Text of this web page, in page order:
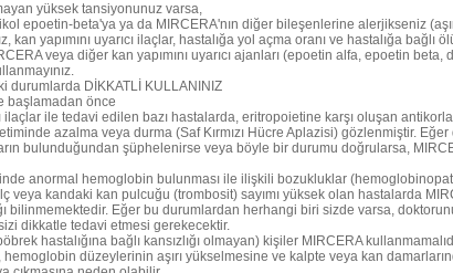
yüksek tansiyonunuz varsa,
epoetin-beta'ya ya da MIRCERA'nın diğer bileşenlerine alerjikseniz
kan yapımını uyarıcı ilaçlar, hastalığa yol açma oranı ve hastalığa bağlı
veya diğer kan yapımını uyarıcı ajanları (epoetin alfa, epoetin
durumlarda DİKKATLİ KULLANINIZ
başlamadan önce
ilaçlar ile tedavi edilen bazı hastalarda, eritropoietine karşı oluşan
azalma veya durma (Saf Kırmızı Hücre Aplazisi) gözlenmiştir.
bulunduğundan şüphelenirse veya böyle bir durumu doğrularsa,
anormal hemoglobin bulunması ile ilişkili bozukluklar
veya kandaki kan pulcuğu (trombosit) sayımı yüksek olan hastalarda
bilinmemektedir. Eğer bu durumlardan herhangi biri sizde varsa,
dikkatle tedavi etmesi gerekecektir.
hastalığına bağlı kansızlığı olmayan) kişiler MIRCERA
hemoglobin düzeylerinin aşırı yükselmesine ve kalpte veya kan